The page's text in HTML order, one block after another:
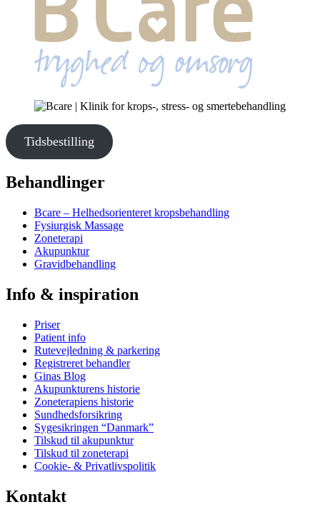
Tidsbestilling
Behandlinger
Bcare – Helhedsorienteret kropsbehandling
Fysiurgisk Massage
Zoneterapi
Akupunktur
Gravidbehandling
Info & inspiration
Priser
Patient info
Rutevejledning & parkering
Registreret behandler
Ginas Blog
Akupunkturens historie
Zoneterapiens historie
Sundhedsforsikring
Sygesikringen “Danmark”
Tilskud til akupunktur
Tilskud til zoneterapi
Cookie- & Privatlivspolitik
Kontakt